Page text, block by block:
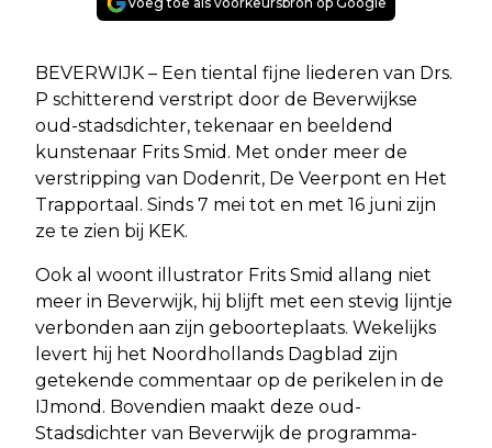
BEVERWIJK – Een tiental fijne liederen van Drs.
P schitterend verstript door de Beverwijkse
oud-stadsdichter, tekenaar en beeldend
kunstenaar Frits Smid. Met onder meer de
verstripping van Dodenrit, De Veerpont en Het
Trapportaal. Sinds 7 mei tot en met 16 juni zijn
ze te zien bij KEK.
Ook al woont illustrator Frits Smid allang niet
meer in Beverwijk, hij blijft met een stevig lijntje
verbonden aan zijn geboorteplaats. Wekelijks
levert hij het Noordhollands Dagblad zijn
getekende commentaar op de perikelen in de
IJmond. Bovendien maakt deze oud-
Stadsdichter van Beverwijk de programma-